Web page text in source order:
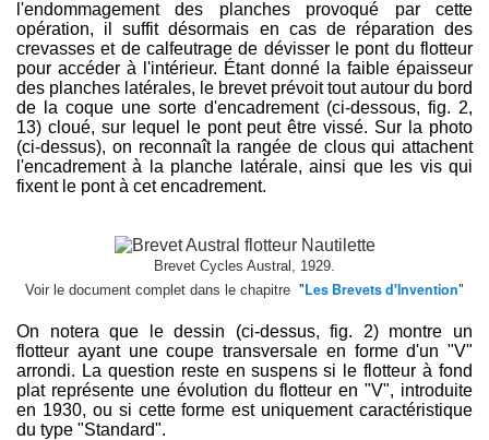
l'endommagement des planches provoqué par cette
opération, il suffit désormais en cas de réparation des
crevasses et de calfeutrage de dévisser le pont du flotteur
pour accéder à l'intérieur. Étant donné la faible épaisseur
des planches latérales, le brevet prévoit tout autour du bord
de la coque une sorte d'encadrement (ci-dessous, fig. 2,
13) cloué, sur lequel le pont peut être vissé. Sur la photo
(ci-dessus), on reconnaît la rangée de clous qui attachent
l'encadrement à la planche latérale, ainsi que les vis qui
fixent le pont à cet encadrement.
Brevet Cycles Austral, 1929.
Voir le document complet dans le chapitre "Les Brevets d'Invention"
On notera que le dessin (ci-dessus, fig. 2) montre un
flotteur ayant une coupe transversale en forme d'un "V"
arrondi. La question reste en suspens si le flotteur à fond
plat représente une évolution du flotteur en "V", introduite
en 1930, ou si cette forme est uniquement caractéristique
du type "Standard".